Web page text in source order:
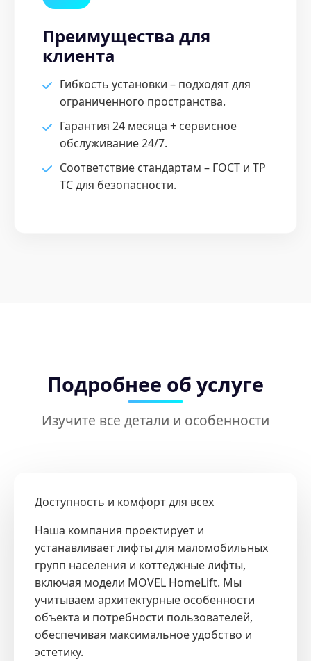
Преимущества для
клиента
Гибкость установки – подходят для
ограниченного пространства.
Гарантия 24 месяца + сервисное
обслуживание 24/7.
Соответствие стандартам – ГОСТ и ТР
ТС для безопасности.
Подробнее об услуге
Изучите все детали и особенности
Доступность и комфорт для всех
Наша компания проектирует и
устанавливает лифты для маломобильных
групп населения и коттеджные лифты,
включая модели MOVEL HomeLift. Мы
учитываем архитектурные особенности
объекта и потребности пользователей,
обеспечивая максимальное удобство и
эстетику.